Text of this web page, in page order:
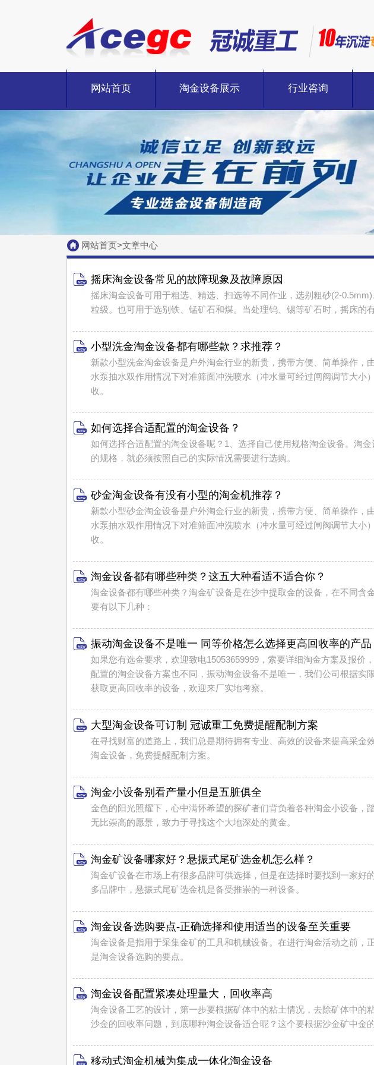
网站首页 淘金设备展示 行业咨询
网站首页>文章中心
摇床淘金设备常见的故障现象及故障原因
摇床淘金设备可用于粗选、精选、扫选等不同作业，选别粗砂(2-
粒级。也可用于选别铁、锰矿石和煤。当处理钨、锡等矿石时，摇床的
小型洗金淘金设备都有哪些款？求推荐？
新款小型洗金淘金设备是户外淘金行业的新贵，携带方便、简单操作，
水泵抽水双作用情况下对准筛面冲洗喷水（冲水量可经过闸阀调节大小
收。
如何选择合适配置的淘金设备？
如何选择合适配置的淘金设备呢？1、选择自己使用规格淘金设备。淘
的规格，就必须按照自己的实际情况需要进行选购。
砂金淘金设备有没有小型的淘金机推荐？
新款小型砂金淘金设备是户外淘金行业的新贵，携带方便、简单操作，
水泵抽水双作用情况下对准筛面冲洗喷水（冲水量可经过闸阀调节大小
收。
淘金设备都有哪些种类？这五大种看适不适合你？
淘金设备都有哪些种类？​淘金矿设备是在沙中提取金的设备，在不同含
要有以下几种：
振动淘金设备不是唯一 同等价格怎么选择更高回收率的产品
如果您有选金要求，欢迎致电15053659999，索要详细淘金方案及报价
配置的淘金设备方案也不同，振动淘金设备不是唯一，我们公司根据实
获取更高回收率的设备，欢迎来厂实地考察。
大型淘金设备可订制 冠诚重工免费提醒配制方案
在寻找财富的道路上，我们总是期待拥有专业、高效的设备来提高采金
淘金设备，免费提醒配制方案。
淘金小设备别看产量小但是五脏俱全
金色的阳光照耀下，心中满怀希望的探矿者们背负着各种淘金小设备，
无比崇高的愿景，致力于寻找这个大地深处的黄金。
淘金矿设备哪家好？悬振式尾矿选金机怎么样？
淘金矿设备在市场上有很多品牌可供选择，但是在选择时要找到一家好
多品牌中，悬振式尾矿选金机是备受推崇的一种设备。
淘金设备选购要点-正确选择和使用适当的设备至关重要
淘金设备是指用于采集金矿的工具和机械设备。在进行淘金活动之前，
是淘金设备选购的要点。
淘金设备配置紧凑处理量大，回收率高
淘金设备工艺的设计，第一步要根据矿体中的粘土情况，去除矿体中的
沙金的回收率问题，到底哪种淘金设备适合呢？这个要根据沙金矿中金
移动式淘金机械为集成一体化淘金设备